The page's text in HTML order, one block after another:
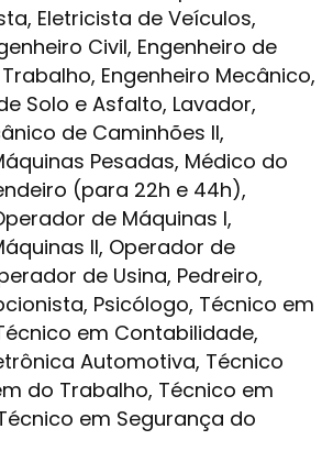
Eletricista de Veículos,
Civil, Engenheiro de
Engenheiro Mecânico,
Solo e Asfalto, Lavador,
de Caminhões II,
Pesadas, Médico do
(para 22h e 44h),
de Máquinas I,
II, Operador de
de Usina, Pedreiro,
Psicólogo, Técnico em
em Contabilidade,
Automotiva, Técnico
do Trabalho, Técnico em
em Segurança do